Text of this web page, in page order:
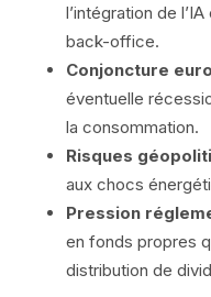
l’intégration de
back-office.
Conjoncture
éventuelle
la consommation.
Risques
aux chocs
Pression
en fonds propres
distribution de